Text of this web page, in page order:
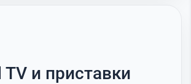
и приставки